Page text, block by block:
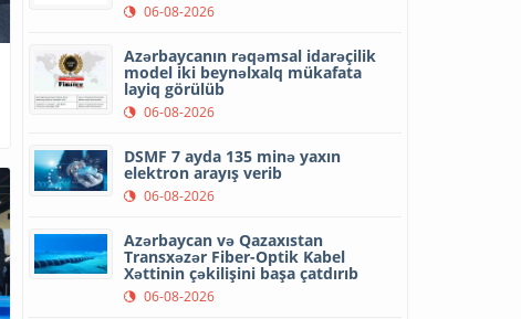
06-08-2026
Azərbaycanın rəqəmsal idarəçilik
model iki beynəlxalq mükafata
layiq görülüb
06-08-2026
DSMF 7 ayda 135 minə yaxın
elektron arayış verib
06-08-2026
Azərbaycan və Qazaxıstan
Transxəzər Fiber-Optik Kabel
Xəttinin çəkilişini başa çatdırıb
06-08-2026